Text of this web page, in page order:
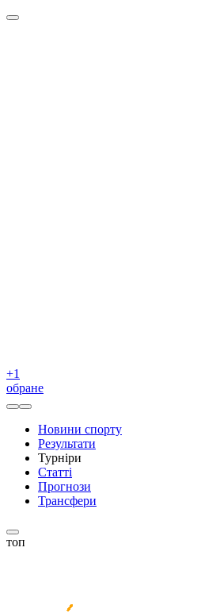
+1
обране
Новини спорту
Результати
Турніри
Статті
Прогнози
Трансфери
топ